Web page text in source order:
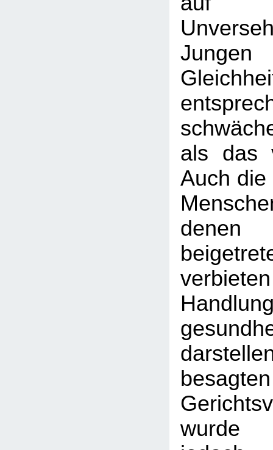
als das
Auch die
besagten
wurde